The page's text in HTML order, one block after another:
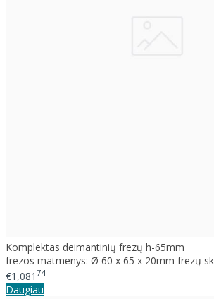
Komplektas deimantinių frezų h-65mm
frezos matmenys: Ø 60 x 65 x 20mm frezų
€1,081 74
Daugiau